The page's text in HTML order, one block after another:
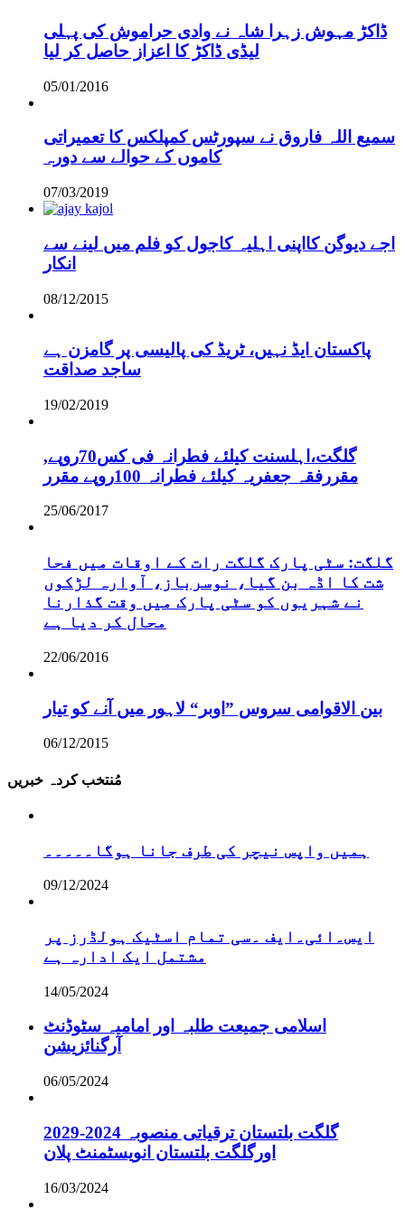
ڈاکڑ مہوش زہرا شاہ نے وادی حراموش کی پہلی
لیڈی ڈاکڑ کا اعزاز حاصل کر لیا
05/01/2016
سمیع اللہ فاروق نے سپورٹس کمپلکس کا تعمیراتی
کاموں کے حوالے سے دورہ
07/03/2019
اجے دیوگن کااپنی اہلیہ کاجول کو فلم میں لینے سے
انکار
08/12/2015
پاکستان ایڈ نہیں، ٹریڈ کی پالیسی پر گامزن ہے
ساجد صداقت
19/02/2019
,گلگت،اہلسنت کیلئے فطرانہ فی کس70روپے
مقررفقہ جعفریہ کیلئے فطرانہ 100روپے مقرر
25/06/2017
گلگت: سٹی پارک گلگت رات کے اوقات میں فحا
شت کا اڈہ بن گیا، نوسرباز، آوارہ لڑکوں
نے شہریوں کو سٹی پارک میں وقت گذارنا
محال کر دیا ہے
22/06/2016
بین الاقوامی سروس ”اوبر“ لاہور میں آنے کو تیار
06/12/2015
مُنتخب کردہ خبریں
ہمیں واپس نیچر کی طرف جانا ہوگا۔۔۔۔۔
09/12/2024
ایس۔ائی۔ایف ۔سی تمام اسٹیک ہولڈرز پر
مشتمل ایک ادارہ ہے
14/05/2024
اسلامی جمیعت طلبہ اور امامیہ سٹوڈنٹ
آرگنائزیشن
06/05/2024
گلگت بلتستان ترقیاتی منصوبہ 2024-2029
اورگلگت بلتستان انویسٹمنٹ پلان
16/03/2024